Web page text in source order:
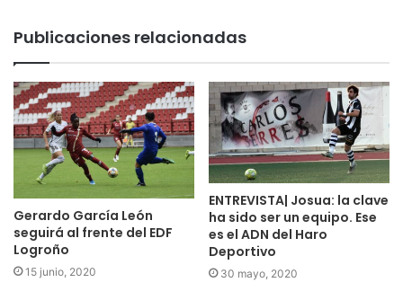
Publicaciones relacionadas
Gerardo García León
seguirá al frente del EDF
Logroño
15 junio, 2020
ENTREVISTA| Josua: la clave
ha sido ser un equipo. Ese
es el ADN del Haro
Deportivo
30 mayo, 2020